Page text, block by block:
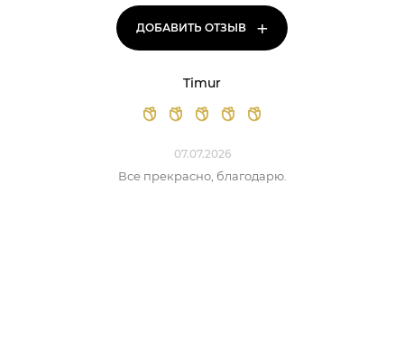
ДОБАВИТЬ ОТЗЫВ +
Timur
07.07.2026
Все прекрасно, благодарю.